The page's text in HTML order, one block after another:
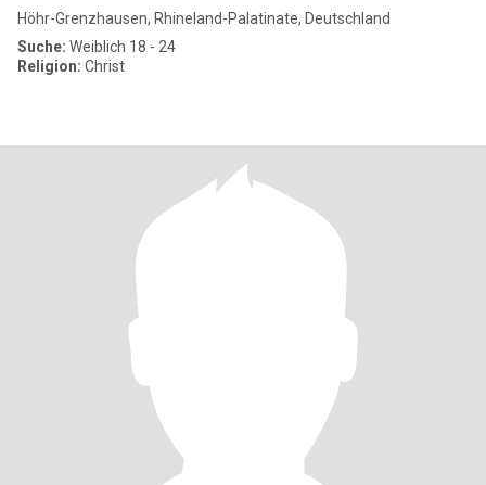
Höhr-Grenzhausen, Rhineland-Palatinate, Deutschland
Suche: Weiblich 18 - 24
Religion: Christ